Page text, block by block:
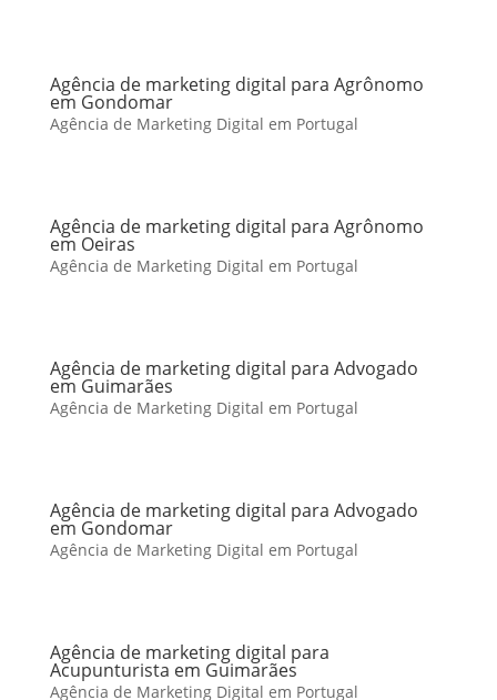
Agência de marketing digital para Agrônomo
em Gondomar
Agência de Marketing Digital em Portugal
Agência de marketing digital para Agrônomo
em Oeiras
Agência de Marketing Digital em Portugal
Agência de marketing digital para Advogado
em Guimarães
Agência de Marketing Digital em Portugal
Agência de marketing digital para Advogado
em Gondomar
Agência de Marketing Digital em Portugal
Agência de marketing digital para
Acupunturista em Guimarães
Agência de Marketing Digital em Portugal